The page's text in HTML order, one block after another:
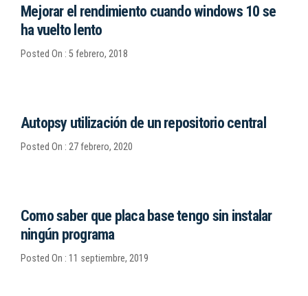
Mejorar el rendimiento cuando windows 10 se
ha vuelto lento
Posted On : 5 febrero, 2018
Autopsy utilización de un repositorio central
Posted On : 27 febrero, 2020
Como saber que placa base tengo sin instalar
ningún programa
Posted On : 11 septiembre, 2019